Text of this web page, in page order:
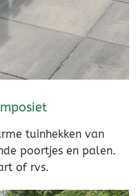
tuinhekken van
poortjes en palen.
of rvs.